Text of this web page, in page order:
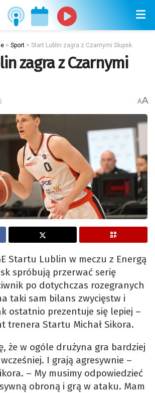
> Sport > Start Lublin zagra z Czarnymi Słupsk
zagra z Czarnymi
AA
Startu Lublin w meczu z Energą
spróbują przerwać serię
po dotychczas rozegranych
taki sam bilans zwycięstw i
ostatnio prezentuje się lepiej –
trenera Startu Michał Sikora.
że w ogóle drużyna gra bardziej
I grają agresywnie –
– My musimy odpowiedzieć
obroną i grą w ataku. Mam